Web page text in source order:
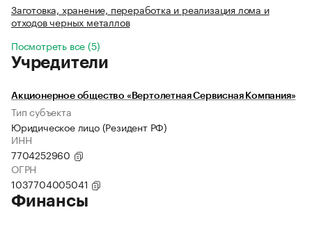
Заготовка, хранение, переработка и реализация лома и
отходов черных металлов
Посмотреть все (5)
Учредители
Акционерное общество «Вертолетная Сервисная Компания»
Тип субъекта
Юридическое лицо (Резидент РФ)
ИНН
7704252960
ОГРН
1037704005041
Финансы